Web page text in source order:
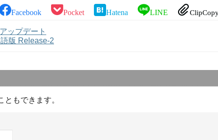
Facebook Pocket Hatena LINE
ップデート
版 Release-2
ともできます。